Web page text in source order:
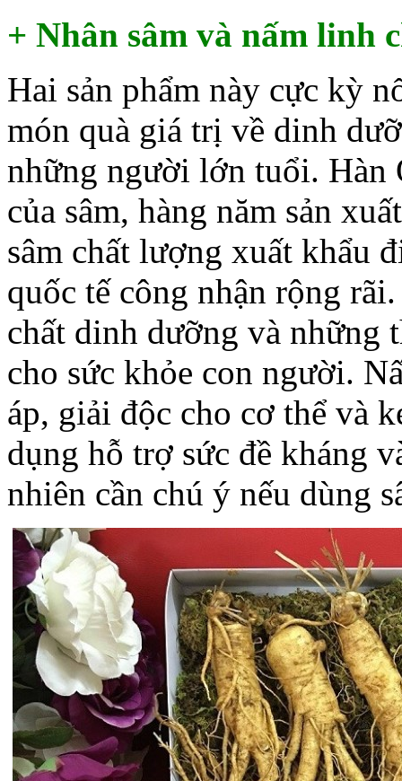
+ Nhân sâm và nấm linh
Hai sản phẩm này cực kỳ
món quà giá trị về dinh
những người lớn tuổi. Hàn
của sâm, hàng năm sản
sâm chất lượng xuất khẩu
quốc tế công nhận rộng
chất dinh dưỡng và những
cho sức khỏe con người.
áp, giải độc cho cơ thể và
dụng hỗ trợ sức đề kháng
nhiên cần chú ý nếu dùng